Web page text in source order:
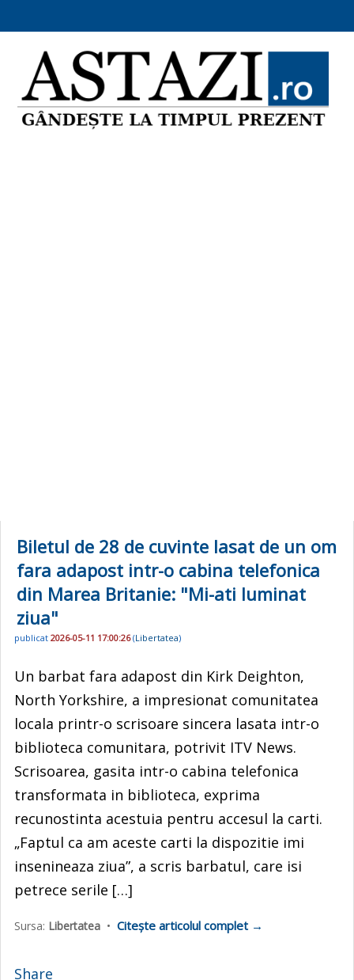
Biletul de 28 de cuvinte lasat de un om
fara adapost intr-o cabina telefonica
din Marea Britanie: "Mi-ati luminat
ziua"
publicat 2026-05-11 17:00:26(Libertatea)
Un barbat fara adapost din Kirk Deighton,
North Yorkshire, a impresionat comunitatea
locala printr-o scrisoare sincera lasata intr-o
biblioteca comunitara, potrivit ITV News.
Scrisoarea, gasita intr-o cabina telefonica
transformata in biblioteca, exprima
recunostinta acestuia pentru accesul la carti.
„Faptul ca am aceste carti la dispozitie imi
insenineaza ziua”, a scris barbatul, care isi
petrece serile […]
Sursa: Libertatea • Citește articolul complet →
Share